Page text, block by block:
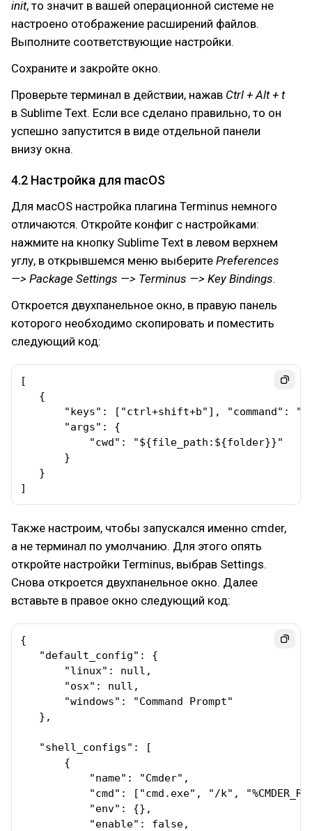
init, то значит в вашей операционной системе не
настроено отображение расширений файлов.
Выполните соответствующие настройки.
Сохраните и закройте окно.
Проверьте терминал в действии, нажав Ctrl + Alt + t
в Sublime Text. Если все сделано правильно, то он
успешно запустится в виде отдельной панели
внизу окна.
4.2 Настройка для macOS
Для масОS настройка плагина Terminus немного
отличаются. Откройте конфиг с настройками:
нажмите на кнопку Sublime Text в левом верхнем
углу, в открывшемся меню выберите Preferences
—> Package Settings —> Terminus —> Key Bindings.
Откроется двухпанельное окно, в правую панель
которого необходимо скопировать и поместить
следующий код:
[
   {
"keys": ["ctrl+shift+b"], "command":
       "args": {
           "cwd": "${file_path:${folder}}"
       }
   }
]
Также настроим, чтобы запускался именно cmder,
а не терминал по умолчанию. Для этого опять
откройте настройки Terminus, выбрав Settings.
Снова откроется двухпанельное окно. Далее
вставьте в правое окно следующий код:
{
   "default_config": {
       "linux": null,
       "osx": null,
       "windows": "Command Prompt"
   },
   "shell_configs": [
       {
           "name": "Cmder",
"cmd": ["cmd.exe", "/k",
           "env": {},
           "enable": false,